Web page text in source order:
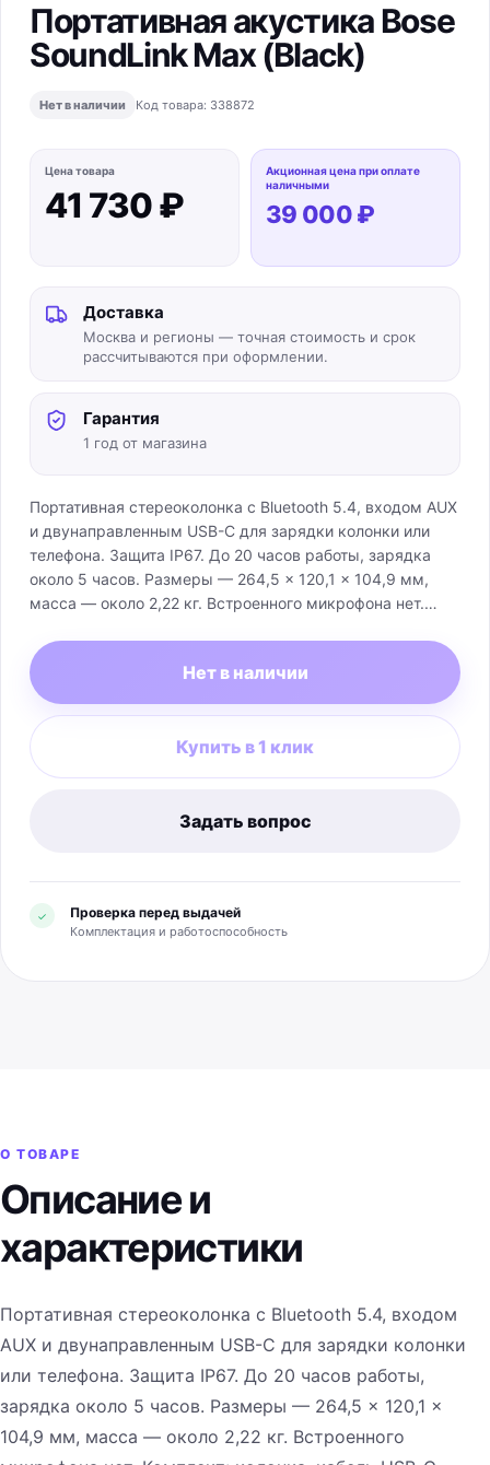
Портативная акустика Bose
SoundLink Max (Black)
Нет в наличии Код товара: 338872
Цена товара
41 730 ₽
Акционная цена при оплате
наличными
39 000 ₽
Доставка
Москва и регионы — точная стоимость и срок
рассчитываются при оформлении.
Гарантия
1 год от магазина
Портативная стереоколонка с Bluetooth 5.4, входом AUX
и двунаправленным USB-C для зарядки колонки или
телефона. Защита IP67. До 20 часов работы, зарядка
около 5 часов. Размеры — 264,5 × 120,1 × 104,9 мм,
масса — около 2,22 кг. Встроенного микрофона нет.
документация; адаптер питания зависит от региона и без
проверки коробки не обещается.
Нет в наличии
Купить в 1 клик
Задать вопрос
✓ Проверка перед выдачей
Комплектация и работоспособность
О ТОВАРЕ
Описание и
характеристики
Портативная стереоколонка с Bluetooth 5.4, входом
AUX и двунаправленным USB-C для зарядки колонки
или телефона. Защита IP67. До 20 часов работы,
зарядка около 5 часов. Размеры — 264,5 × 120,1 ×
104,9 мм, масса — около 2,22 кг. Встроенного